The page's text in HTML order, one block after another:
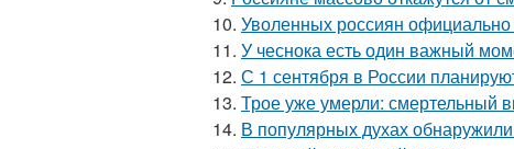
10. Уволенных россиян официально
11. У чеснока есть один важный
12. С 1 сентября в России
13. Трое уже умерли: смертельный
14. В популярных духах